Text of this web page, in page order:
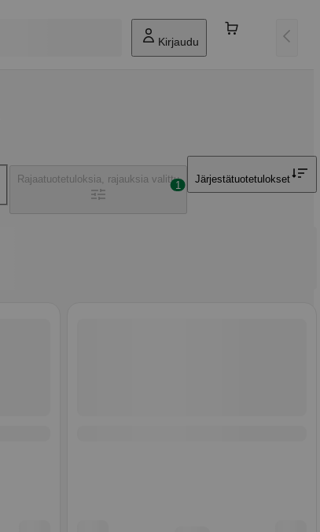
Kirjaudu
Rajaatuotetuloksia, rajauksia valittu
1
Järjestätuotetulokset